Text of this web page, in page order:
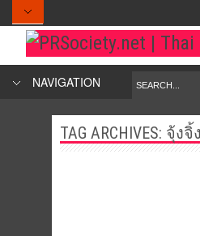
NAVIGATION
TAG ARCHIVES: จุ้งจิ้